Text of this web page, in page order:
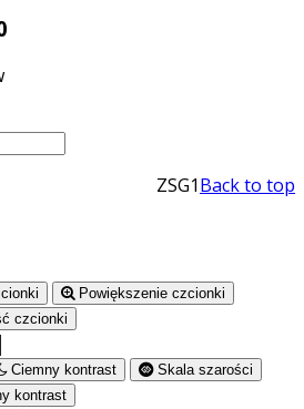
Back to top
ZSG1
Powiększenie czcionki
czcionki
Ciemny kontrast
Skala szarości
kontrast